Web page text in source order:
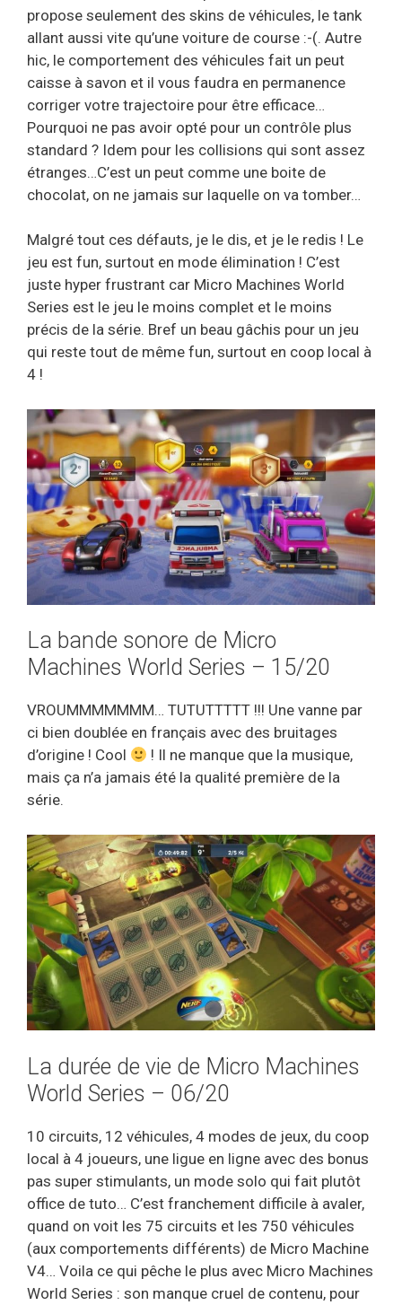
propose seulement des skins de véhicules, le tank
allant aussi vite qu’une voiture de course :-(. Autre
hic, le comportement des véhicules fait un peut
caisse à savon et il vous faudra en permanence
corriger votre trajectoire pour être efficace…
Pourquoi ne pas avoir opté pour un contrôle plus
standard ? Idem pour les collisions qui sont assez
étranges…C’est un peut comme une boite de
chocolat, on ne jamais sur laquelle on va tomber…
Malgré tout ces défauts, je le dis, et je le redis ! Le
jeu est fun, surtout en mode élimination ! C’est
juste hyper frustrant car Micro Machines World
Series est le jeu le moins complet et le moins
précis de la série. Bref un beau gâchis pour un jeu
qui reste tout de même fun, surtout en coop local à
4 !
La bande sonore de Micro
Machines World Series – 15/20
VROUMMMMMMM… TUTUTTTTT !!! Une vanne par
ci bien doublée en français avec des bruitages
d’origine ! Cool
! Il ne manque que la musique,
mais ça n’a jamais été la qualité première de la
série.
La durée de vie de Micro Machines
World Series – 06/20
10 circuits, 12 véhicules, 4 modes de jeux, du coop
local à 4 joueurs, une ligue en ligne avec des bonus
pas super stimulants, un mode solo qui fait plutôt
office de tuto… C’est franchement difficile à avaler,
quand on voit les 75 circuits et les 750 véhicules
(aux comportements différents) de Micro Machine
V4… Voila ce qui pêche le plus avec Micro Machines
World Series : son manque cruel de contenu, pour